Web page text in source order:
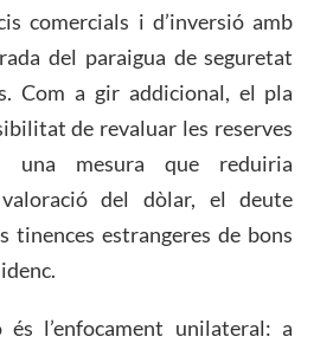
comercials i d’inversió amb
del paraigua de seguretat
Com a gir addicional, el pla
de revaluar les reserves
una mesura que reduiria
del dòlar, el deute
tinences estrangeres de bons
és l’enfocament unilateral: a